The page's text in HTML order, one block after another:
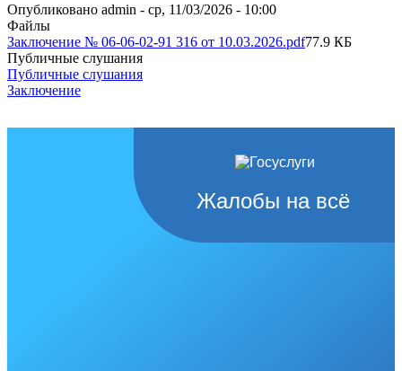
Опубликовано admin - ср, 11/03/2026 - 10:00
Файлы
Заключение № 06-06-02-91 316 от 10.03.2026.pdf77.9 КБ
Публичные слушания
Публичные слушания
Заключение
Жалобы на всё